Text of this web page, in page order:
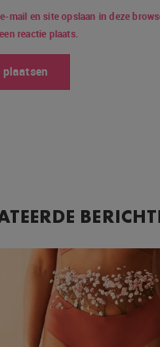
mail en site opslaan in deze
reactie plaats.